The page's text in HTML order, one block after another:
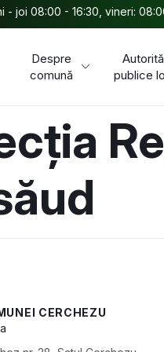
- joi 08:00 - 16:30, vineri:
Despre
comună
publice
CERCHEZU